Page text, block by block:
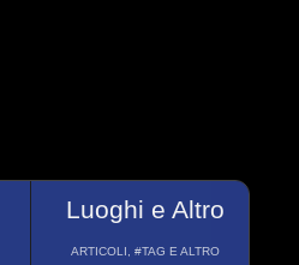
Luoghi e Altro
ARTICOLI, #TAG E ALTRO